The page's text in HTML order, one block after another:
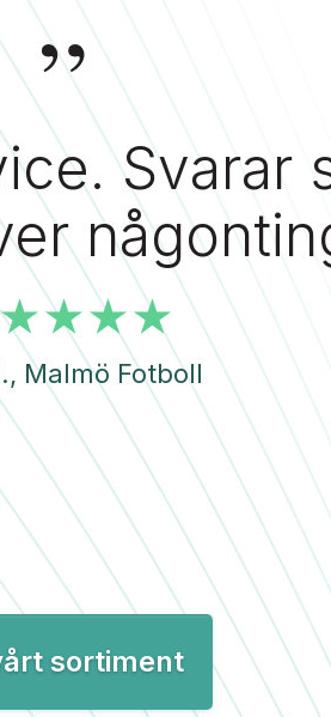
”
Svarar
Malmö Fotboll
sortiment